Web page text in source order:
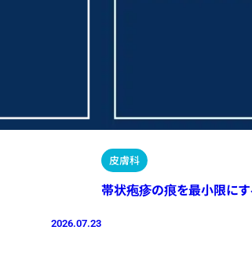
2026.07.23
皮膚科
帯状疱疹の痕を最小限にす